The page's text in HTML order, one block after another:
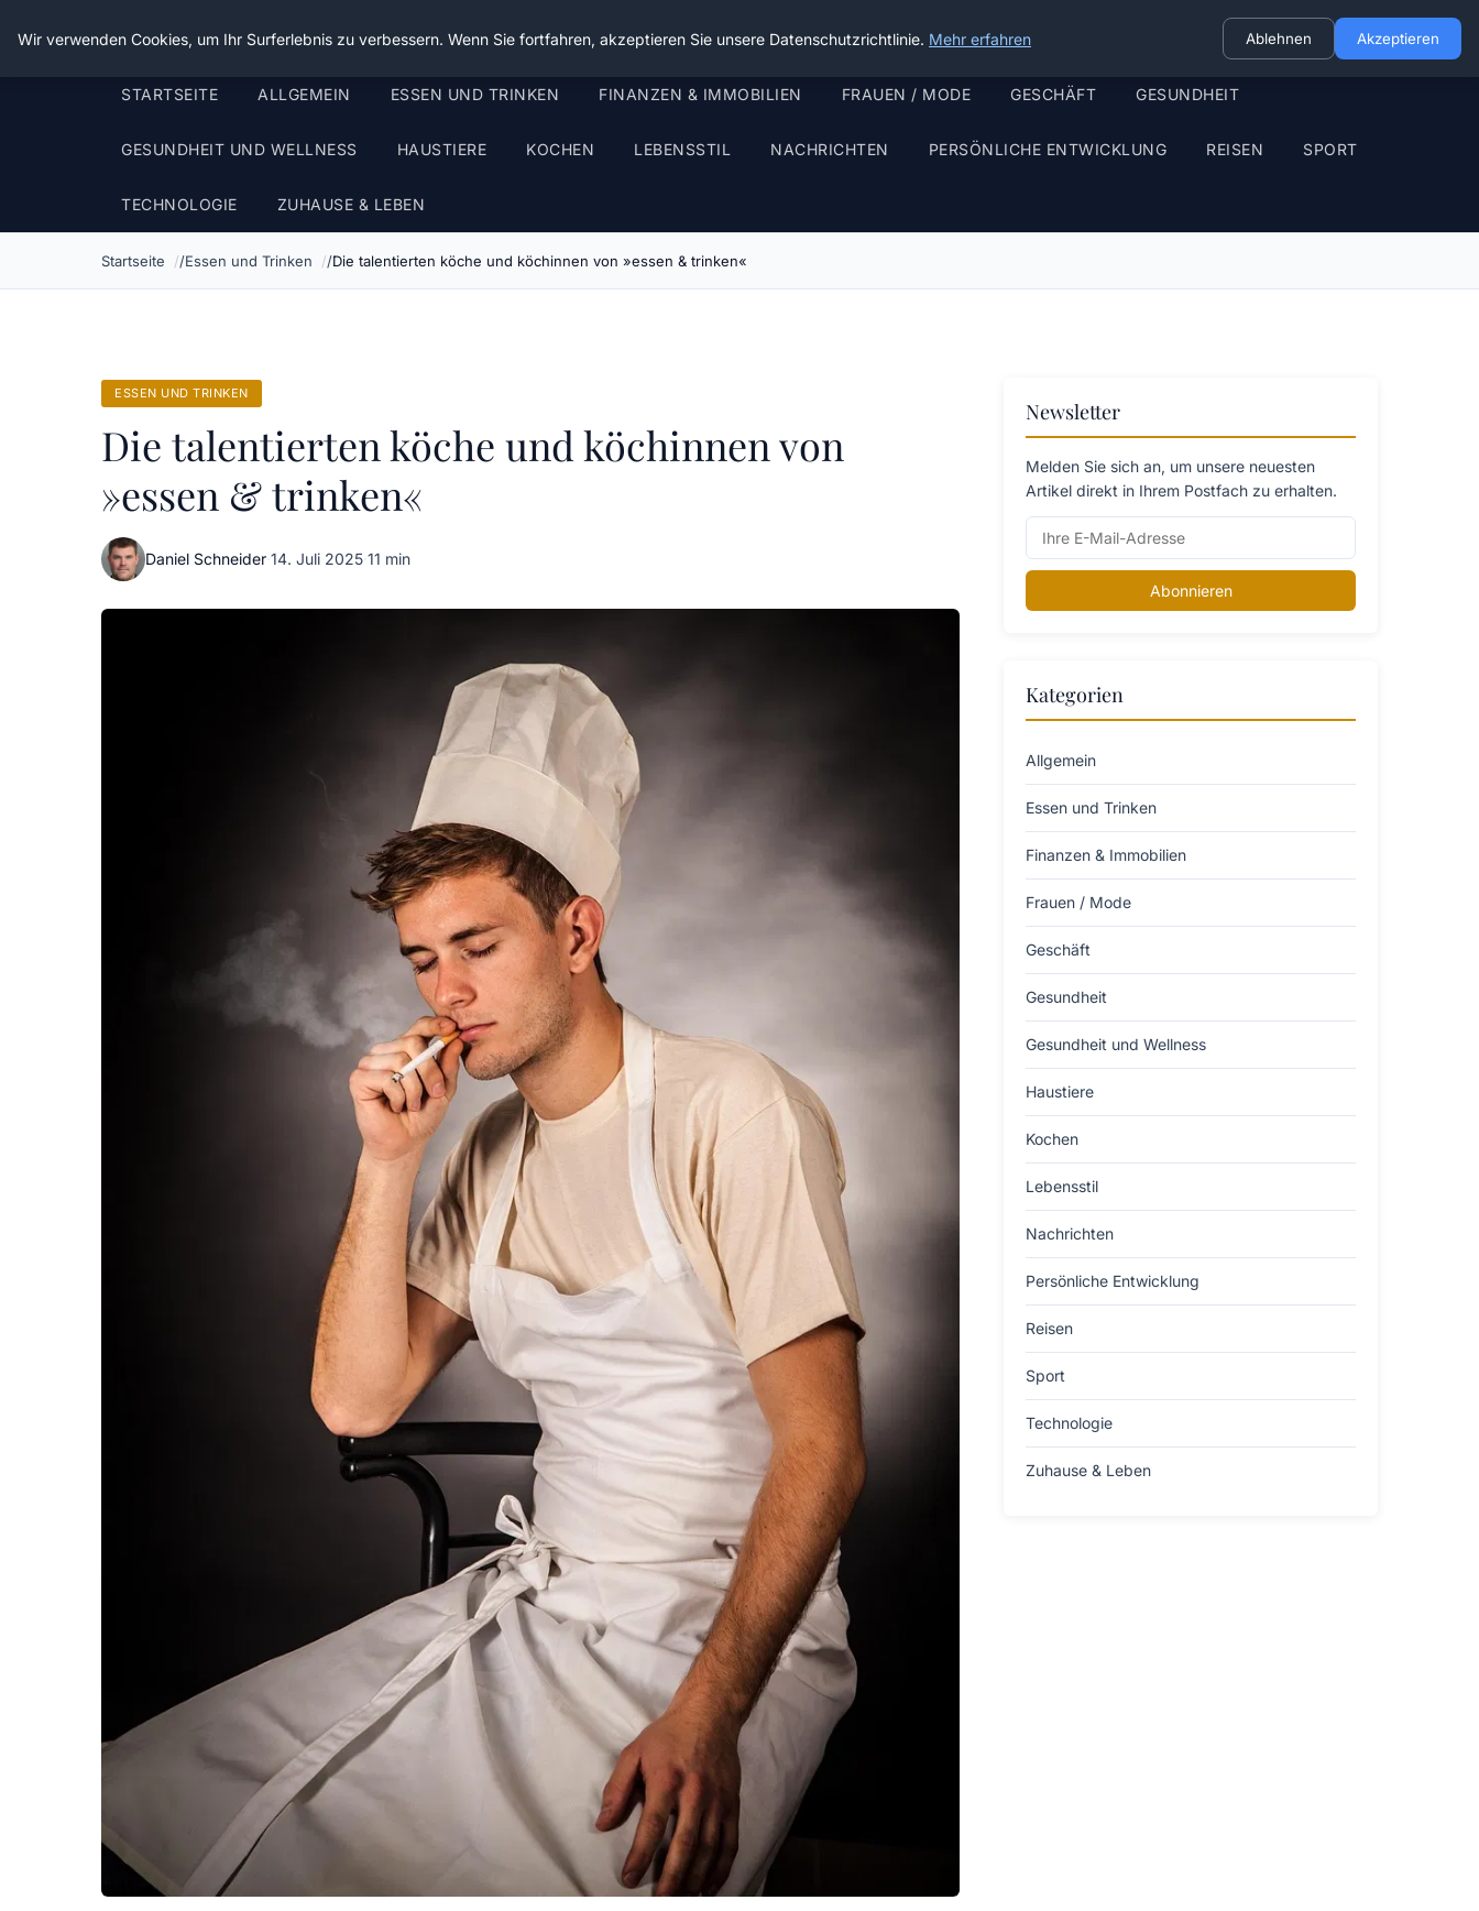
Die Schnitter
STARTSEITE ALLGEMEIN ESSEN UND TRINKEN FINANZEN & IMMOBILIEN FRAUEN / MODE GESCHÄFT GESUNDHEIT
GESUNDHEIT UND WELLNESS HAUSTIERE KOCHEN LEBENSSTIL NACHRICHTEN PERSÖNLICHE ENTWICKLUNG REISEN SPORT
TECHNOLOGIE ZUHAUSE & LEBEN
Startseite Essen und Trinken Die talentierten köche und köchinnen von »essen & trinken«
ESSEN UND TRINKEN
Die talentierten köche und köchinnen von
»essen & trinken«
Daniel Schneider·14. Juli 2025·11 min
Newsletter
Melden Sie sich an, um unsere neuesten
Artikel direkt in Ihrem Postfach zu erhalten.
Abonnieren
Kategorien
Allgemein
Essen und Trinken
Finanzen & Immobilien
Frauen / Mode
Geschäft
Gesundheit
Gesundheit und Wellness
Haustiere
Kochen
Lebensstil
Nachrichten
Persönliche Entwicklung
Reisen
Sport
Technologie
Zuhause & Leben
Wir verwenden Cookies, um Ihr Surferlebnis zu verbessern. Wenn Sie fortfahren, akzeptieren Sie unsere Datenschutzrichtlinie. Mehr erfahren Ablehnen Akzeptieren